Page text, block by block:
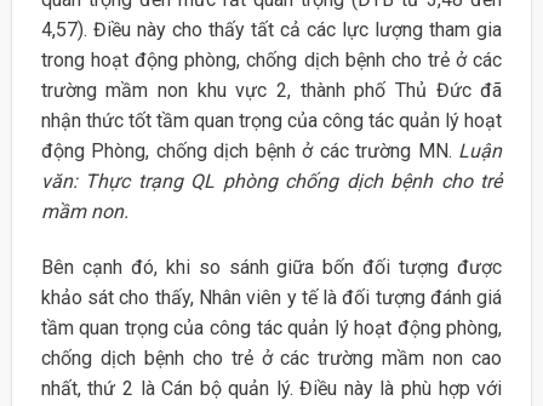
4,57). Điều này cho thấy tất cả các lực lượng tham gia
trong hoạt động phòng, chống dịch bệnh cho trẻ ở các
trường mầm non khu vực 2, thành phố Thủ Đức đã
nhận thức tốt tầm quan trọng của công tác quản lý hoạt
động Phòng, chống dịch bệnh ở các trường MN. Luận
văn: Thực trạng QL phòng chống dịch bệnh cho trẻ
mầm non.
Bên cạnh đó, khi so sánh giữa bốn đối tượng được
khảo sát cho thấy, Nhân viên y tế là đối tượng đánh giá
tầm quan trọng của công tác quản lý hoạt động phòng,
chống dịch bệnh cho trẻ ở các trường mầm non cao
nhất, thứ 2 là Cán bộ quản lý. Điều này là phù hợp với